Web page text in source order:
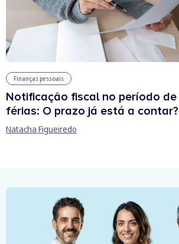
Finanças pessoais
Notificação fiscal no período de
férias: O prazo já está a contar?
Natacha Figueiredo